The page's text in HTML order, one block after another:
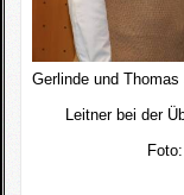
Gerlinde und
Leitner bei der
Foto: